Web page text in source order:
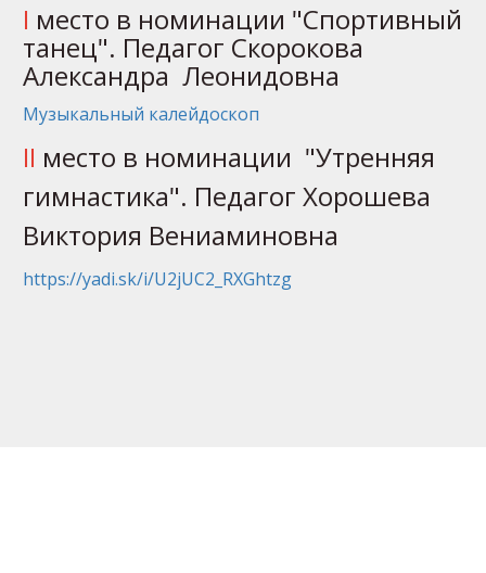
I место в номинации "Спортивный
танец". Педагог Скорокова
Александра Леонидовна
Музыкальный калейдоскоп
II место в номинации "Утренняя
гимнастика". Педагог Хорошева
Виктория Вениаминовна
https://yadi.sk/i/U2jUC2_RXGhtzg